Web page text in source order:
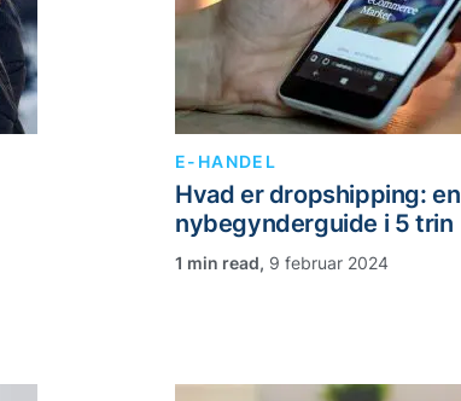
E-HANDEL
Hvad er dropshipping: en
nybegynderguide i 5 trin
, 9 februar 2024